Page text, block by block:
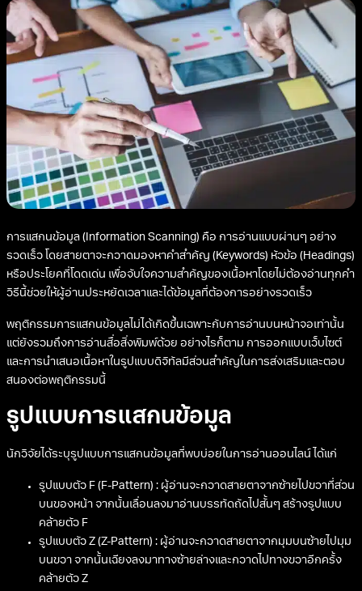
การแสกนข้อมูล (Information Scanning) คือ การอ่านแบบผ่านๆ อย่าง
รวดเร็ว โดยสายตาจะกวาดมองหาคำสำคัญ (Keywords) หัวข้อ (Headings)
หรือประโยคที่โดดเด่น เพื่อจับใจความสำคัญของเนื้อหาโดยไม่ต้องอ่านทุกคำ
วิธีนี้ช่วยให้ผู้อ่านประหยัดเวลาและได้ข้อมูลที่ต้องการอย่างรวดเร็ว
พฤติกรรมการแสกนข้อมูลไม่ได้เกิดขึ้นเฉพาะกับการอ่านบนหน้าจอเท่านั้น
แต่ยังรวมถึงการอ่านสื่อสิ่งพิมพ์ด้วย อย่างไรก็ตาม การออกแบบเว็บไซต์
และการนำเสนอเนื้อหาในรูปแบบดิจิทัลมีส่วนสำคัญในการส่งเสริมและตอบ
สนองต่อพฤติกรรมนี้
รูปแบบการแสกนข้อมูล
นักวิจัยได้ระบุรูปแบบการแสกนข้อมูลที่พบบ่อยในการอ่านออนไลน์ ได้แก่
รูปแบบตัว F (F-Pattern) : ผู้อ่านจะกวาดสายตาจากซ้ายไปขวาที่ส่วน
บนของหน้า จากนั้นเลื่อนลงมาอ่านบรรทัดถัดไปสั้นๆ สร้างรูปแบบ
คล้ายตัว F
รูปแบบตัว Z (Z-Pattern) : ผู้อ่านจะกวาดสายตาจากมุมบนซ้ายไปมุม
บนขวา จากนั้นเฉียงลงมาทางซ้ายล่างและกวาดไปทางขวาอีกครั้ง
คล้ายตัว Z